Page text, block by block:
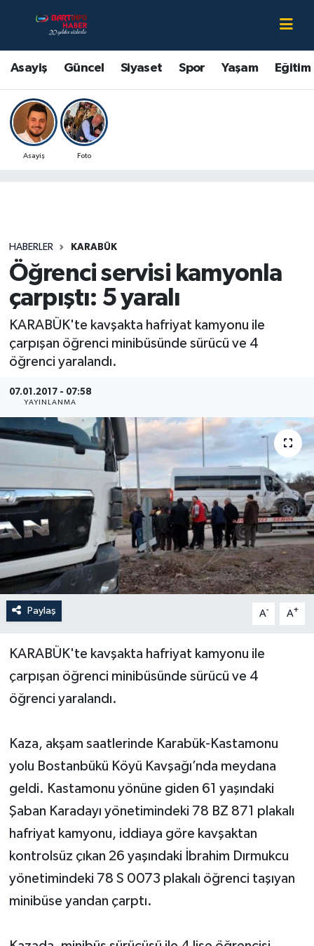
Asayiş Güncel Siyaset Spor Yaşam Eğitim
Asayiş Foto
HABERLER KARABÜK
Öğrenci servisi kamyonla
çarpıştı: 5 yaralı
KARABÜK'te kavşakta hafriyat kamyonu ile
çarpışan öğrenci minibüsünde sürücü ve 4
öğrenci yaralandı.
07.01.2017 - 07:58
YAYINLANMA
Paylaş A- A+
KARABÜK'te kavşakta hafriyat kamyonu ile
çarpışan öğrenci minibüsünde sürücü ve 4
öğrenci yaralandı.
Kaza, akşam saatlerinde Karabük-Kastamonu
yolu Bostanbükü Köyü Kavşağı’nda meydana
geldi. Kastamonu yönüne giden 61 yaşındaki
Şaban Karadayı yönetimindeki 78 BZ 871 plakalı
hafriyat kamyonu, iddiaya göre kavşaktan
kontrolsüz çıkan 26 yaşındaki İbrahim Dırmukcu
yönetimindeki 78 S 0073 plakalı öğrenci taşıyan
minibüse yandan çarptı.
Asayiş
Bartın Hakkında
Çevre
Eğitim
Kültür-Sanat
Magazin
Medya
Sivil Toplum
Spor
Tarım
Turizm
Yerel Yönetimler
DÜNYA
Bartın Nöbetçi Eczaneler
Bartın Hava Durumu
Bartin Namaz Vakitleri
Bartın Trafik Yoğunluk Haritası
Son Dakika Haberleri
Haber Arşivi